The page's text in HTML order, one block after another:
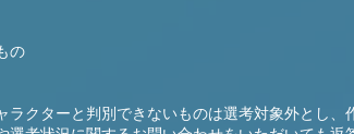
の
クターと判別できないものは選考対象外とし、